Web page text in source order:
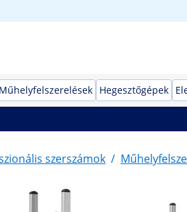
Műhelyfelszerelések Hegesztőgépek
szerszámok /